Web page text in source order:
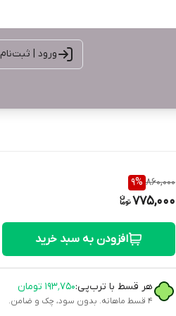
ورود | ثبت‌نام
860,000
9%
775,000
افزودن به سبد خرید
هر قسط با ترب‌پی:۱۹۳٬۷۵۰ تومان
۴ قسط ماهانه. بدون سود، چک و ضامن.